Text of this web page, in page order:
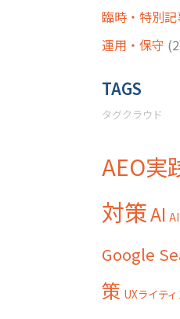
臨時・特別
運用・保守
TAGS
タグクラウド
AEO実
対策AI
Google
策 UXライテ